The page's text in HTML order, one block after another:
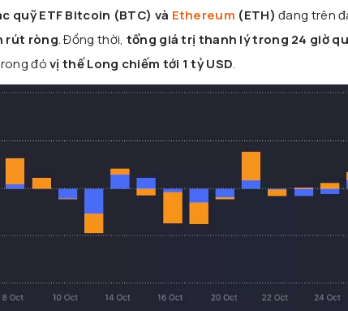
quỹ ETF Bitcoin (BTC) và Ethereum (ETH) đang trên
rút ròng. Đồng thời, tổng giá trị thanh lý trong 24 giờ
đóvị thế Long chiếm tới 1 tỷ USD.